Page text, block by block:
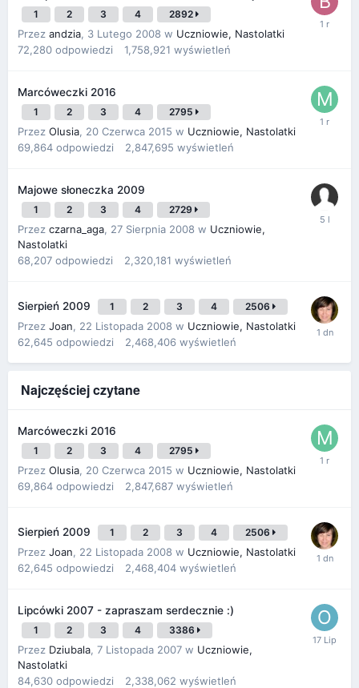
1 2 3 4 2892
Przez andzia, 3 Lutego 2008 w Uczniowie, Nastolatki
72,280 odpowiedzi 1,758,921 wyświetleń
Marcóweczki 2016
1 2 3 4 2795
Przez Olusia, 20 Czerwca 2015 w Uczniowie, Nastolatki
69,864 odpowiedzi 2,847,695 wyświetleń
Majowe słoneczka 2009
1 2 3 4 2729
Przez czarna_aga, 27 Sierpnia 2008 w Uczniowie,
Nastolatki
68,207 odpowiedzi 2,320,181 wyświetleń
Sierpień 2009 1 2 3 4 2506
Przez Joan, 22 Listopada 2008 w Uczniowie, Nastolatki
62,645 odpowiedzi 2,468,406 wyświetleń
Najczęściej czytane
Marcóweczki 2016
1 2 3 4 2795
Przez Olusia, 20 Czerwca 2015 w Uczniowie, Nastolatki
69,864 odpowiedzi 2,847,687 wyświetleń
Sierpień 2009 1 2 3 4 2506
Przez Joan, 22 Listopada 2008 w Uczniowie, Nastolatki
62,645 odpowiedzi 2,468,404 wyświetleń
Lipcówki 2007 - zapraszam serdecznie :)
1 2 3 4 3386
Przez Dziubala, 7 Listopada 2007 w Uczniowie,
Nastolatki
84,630 odpowiedzi 2,338,062 wyświetleń